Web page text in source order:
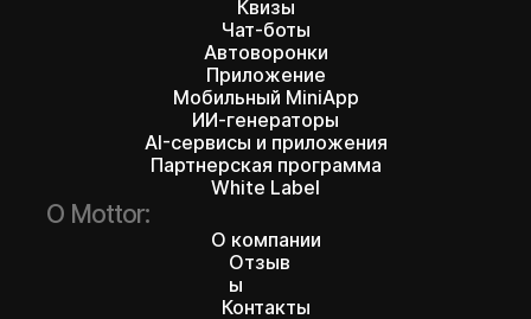
Квизы
Чат-боты
Автоворонки
Приложение
Мобильный MiniApp
ИИ-генераторы
AI-сервисы и приложения
Партнерская программа
White Label
О Mottor:
О компании
Отзыв
ы
Контакты